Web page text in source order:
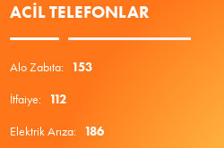
ACIL TELEFONLAR
Alo Zabıta: 153
İtfaiye: 112
Elektrik Arıza: 186